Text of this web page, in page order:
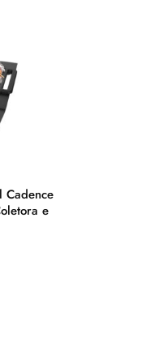
Cadence
e